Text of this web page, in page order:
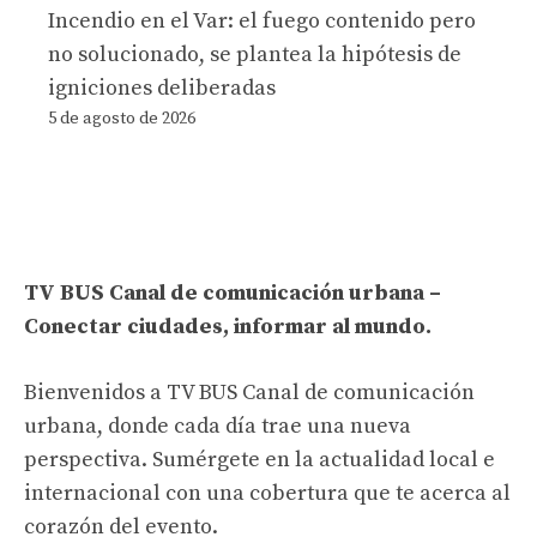
Incendio en el Var: el fuego contenido pero
no solucionado, se plantea la hipótesis de
igniciones deliberadas
5 de agosto de 2026
TV BUS Canal de comunicación urbana –
Conectar ciudades, informar al mundo.
Bienvenidos a TV BUS Canal de comunicación
urbana, donde cada día trae una nueva
perspectiva. Sumérgete en la actualidad local e
internacional con una cobertura que te acerca al
corazón del evento.